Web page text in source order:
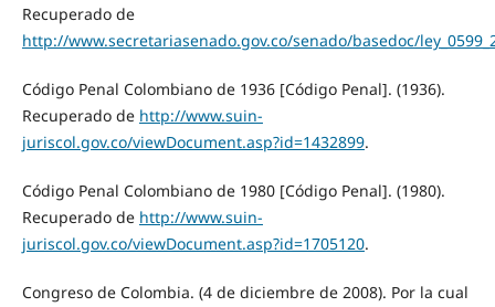
Recuperado de
http://www.secretariasenado.gov.co/senado/basedoc/
Código Penal Colombiano de 1936 [Código Penal]. (1936).
Recuperado de http://www.suin-
juriscol.gov.co/viewDocument.asp?id=1432899.
Código Penal Colombiano de 1980 [Código Penal]. (1980).
Recuperado de http://www.suin-
juriscol.gov.co/viewDocument.asp?id=1705120.
Congreso de Colombia. (4 de diciembre de 2008). Por la cual